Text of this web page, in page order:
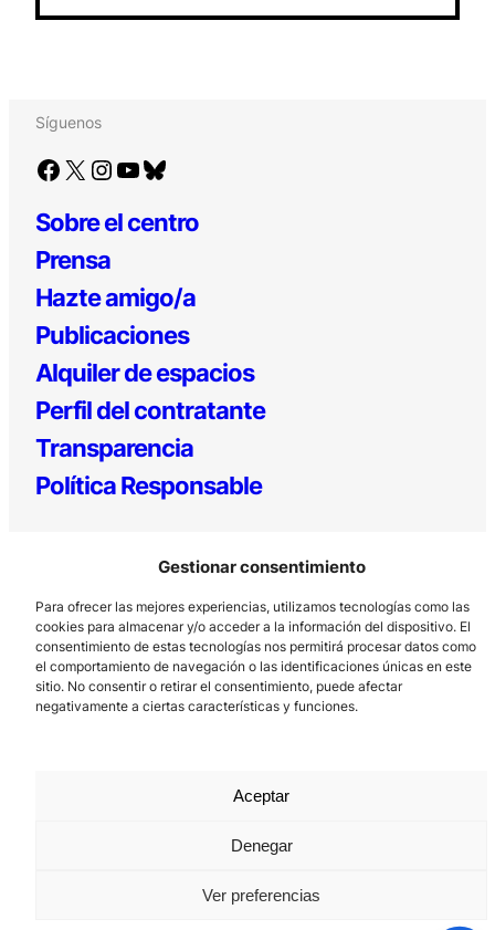
Gestionar consentimiento
Para ofrecer las mejores experiencias, utilizamos tecnologías como las
cookies para almacenar y/o acceder a la información del dispositivo. El
consentimiento de estas tecnologías nos permitirá procesar datos como
el comportamiento de navegación o las identificaciones únicas en este
sitio. No consentir o retirar el consentimiento, puede afectar
negativamente a ciertas características y funciones.
Aceptar
Denegar
Ver preferencias
Síguenos
Facebook X Instagram YouTube Bluesky
Sobre el centro
Prensa
Hazte amigo/a
Publicaciones
Alquiler de espacios
Perfil del contratante
Transparencia
Política Responsable
Los Prados, 121 – 33203 Gijón
985 185 577 – info@laboralcentrodearte.org